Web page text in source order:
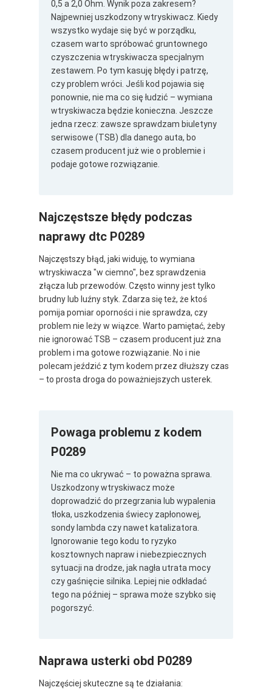
0,5 a 2,0 Ohm. Wynik poza zakresem?
Najpewniej uszkodzony wtryskiwacz. Kiedy
wszystko wydaje się być w porządku,
czasem warto spróbować gruntownego
czyszczenia wtryskiwacza specjalnym
zestawem. Po tym kasuję błędy i patrzę,
czy problem wróci. Jeśli kod pojawia się
ponownie, nie ma co się łudzić – wymiana
wtryskiwacza będzie konieczna. Jeszcze
jedna rzecz: zawsze sprawdzam biuletyny
serwisowe (TSB) dla danego auta, bo
czasem producent już wie o problemie i
podaje gotowe rozwiązanie.
Najczęstsze błędy podczas
naprawy dtc P0289
Najczęstszy błąd, jaki widuję, to wymiana
wtryskiwacza "w ciemno", bez sprawdzenia
złącza lub przewodów. Często winny jest tylko
brudny lub luźny styk. Zdarza się też, że ktoś
pomija pomiar oporności i nie sprawdza, czy
problem nie leży w wiązce. Warto pamiętać, żeby
nie ignorować TSB – czasem producent już zna
problem i ma gotowe rozwiązanie. No i nie
polecam jeździć z tym kodem przez dłuższy czas
– to prosta droga do poważniejszych usterek.
Powaga problemu z kodem
P0289
Nie ma co ukrywać – to poważna sprawa.
Uszkodzony wtryskiwacz może
doprowadzić do przegrzania lub wypalenia
tłoka, uszkodzenia świecy zapłonowej,
sondy lambda czy nawet katalizatora.
Ignorowanie tego kodu to ryzyko
kosztownych napraw i niebezpiecznych
sytuacji na drodze, jak nagła utrata mocy
czy gaśnięcie silnika. Lepiej nie odkładać
tego na później – sprawa może szybko się
pogorszyć.
Naprawa usterki obd P0289
Najczęściej skuteczne są te działania: